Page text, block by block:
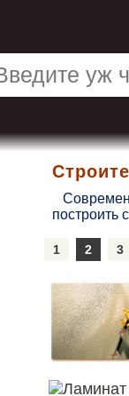
построить
1 2 3